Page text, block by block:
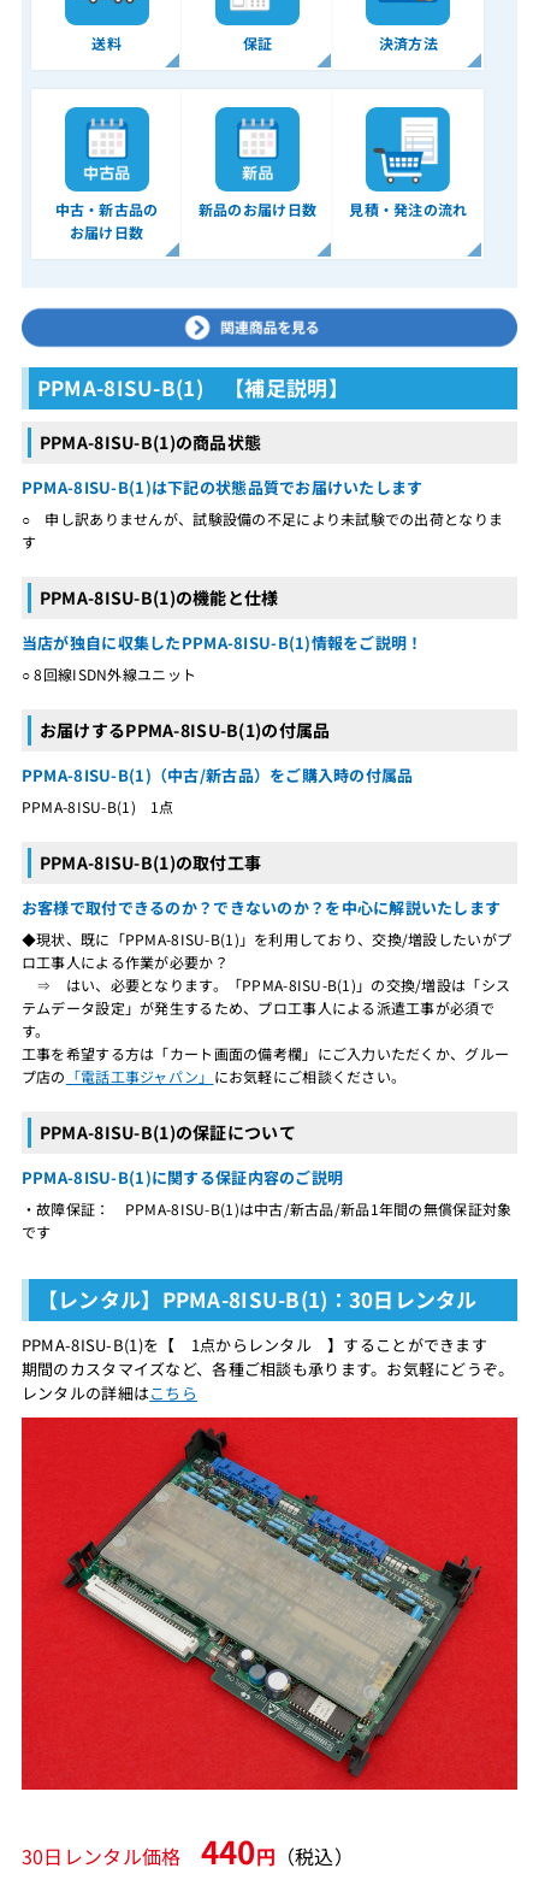
送料 保証 決済方法
中古・新古品の
お届け日数
新品のお届け日数 見積・発注の流れ
PPMA-8ISU-B(1) 【補足説明】
PPMA-8ISU-B(1)の商品状態
PPMA-8ISU-B(1)は下記の状態品質でお届けいたします
○ 申し訳ありませんが、試験設備の不足により未試験での出荷となりま
す
PPMA-8ISU-B(1)の機能と仕様
当店が独自に収集したPPMA-8ISU-B(1)情報をご説明！
○ 8回線ISDN外線ユニット
お届けするPPMA-8ISU-B(1)の付属品
PPMA-8ISU-B(1)（中古/新古品）をご購入時の付属品
PPMA-8ISU-B(1) 1点
PPMA-8ISU-B(1)の取付工事
お客様で取付できるのか？できないのか？を中心に解説いたします
◆現状、既に「PPMA-8ISU-B(1)」を利用しており、交換/増設したいがプ
ロ工事人による作業が必要か？
⇒ はい、必要となります。「PPMA-8ISU-B(1)」の交換/増設は「シス
テムデータ設定」が発生するため、プロ工事人による派遣工事が必須で
す。
工事を希望する方は「カート画面の備考欄」にご入力いただくか、グルー
プ店の 「電話工事ジャパン」 にお気軽にご相談ください。
PPMA-8ISU-B(1)の保証について
PPMA-8ISU-B(1)に関する保証内容のご説明
・故障保証： PPMA-8ISU-B(1)は中古/新古品/新品1年間の無償保証対象
です
【レンタル】PPMA-8ISU-B(1)：30日レンタル
PPMA-8ISU-B(1)を【 1点からレンタル 】することができます
期間のカスタマイズなど、各種ご相談も承ります。お気軽にどうぞ。
レンタルの詳細はこちら
30日レンタル価格 440円 （税込）